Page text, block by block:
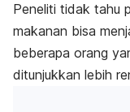
Peneliti tidak tahu
makanan bisa
beberapa orang
ditunjukkan lebih